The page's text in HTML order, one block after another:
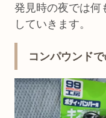
発見時の夜では何
していきます。
コンパウンド